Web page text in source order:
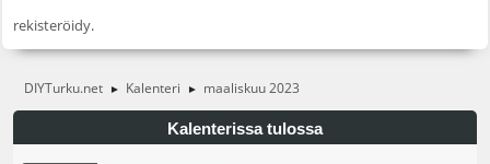
rekisteröidy.
DIYTurku.net ► Kalenteri ► maaliskuu 2023
Kalenterissa tulossa